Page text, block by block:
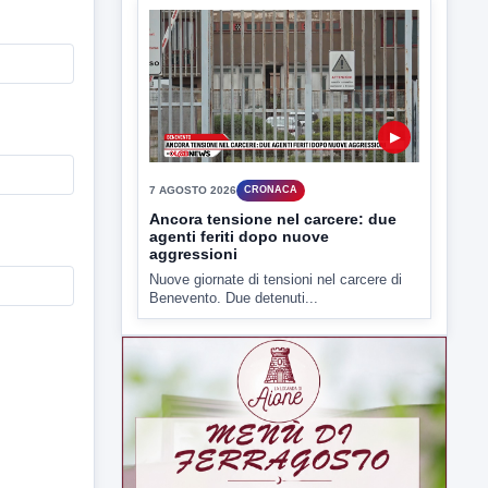
7 AGOSTO 2026 CRONACA
Ancora tensione nel carcere: due
agenti feriti dopo nuove
Nuove giornate di tensioni nel carcere di
Benevento. Due detenuti...